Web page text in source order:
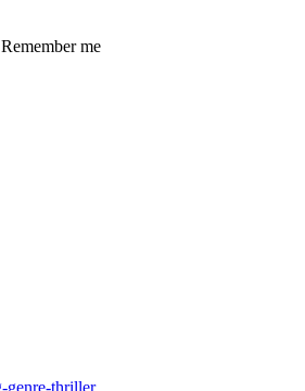
Remember me